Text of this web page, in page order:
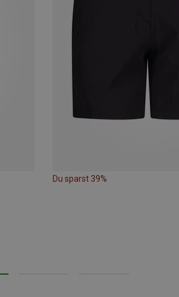
Du sparst 39%